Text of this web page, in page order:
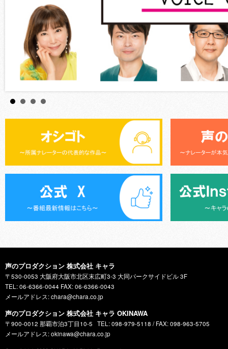
声のプロダクション 株式会社 キャラ
〒530-0053 大阪府大阪市北区末広町3-3 大同パークサイドビル 3F
TEL: 06-6366-0044 FAX: 06-6366-0043
メールアドレス: chara@chara.co.jp
声のプロダクション 株式会社 キャラ OKINAWA
〒900-0012 那覇市泊3丁目10-5
TEL: 098-979-5118 / FAX: 098-963-5705
メールアドレス: okinawa@chara.co.jp